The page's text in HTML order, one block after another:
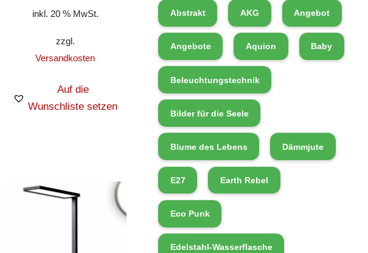
inkl. 20 % MwSt.
zzgl.
Versandkosten
Auf die
Wunschliste setzen
Abstrakt AKG Angebot
Angebote Aquion Baby
Beleuchtungstechnik
Bilder für die Seele
Blume des Lebens Dämmjute
E27 Earth Rebel
Eco Punk
Edelstahl-Wasserflasche